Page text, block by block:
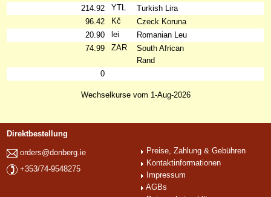
214.92
YTL
Turkish Lira
96.42
Kč
Czeck Koruna
20.90
lei
Romanian Leu
74.99
ZAR
South African
Rand
0
Wechselkurse vom 1-Aug-2026
Direktbestellung
orders@donberg.ie
+353/74-9548275
Preise, Zahlung & Gebühren
Kontaktinformationen
Impressum
AGBs